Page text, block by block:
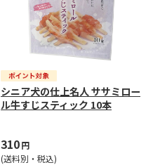
シニア犬の仕上名人 ササミロー
ル牛すじスティック 10本
310円
(送料別・税込)